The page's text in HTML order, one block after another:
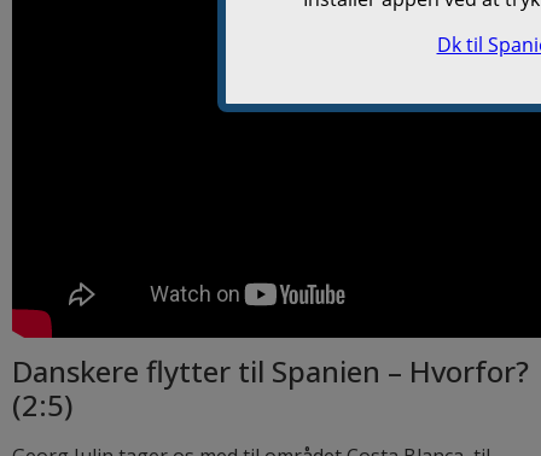
Danskere flytter til Spanien – Hvorfor?
(2:5)